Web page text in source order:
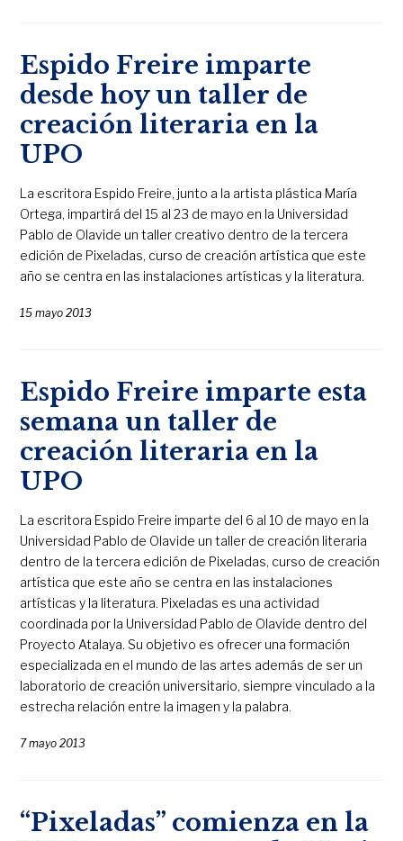
Espido Freire imparte
desde hoy un taller de
creación literaria en la
UPO
La escritora Espido Freire, junto a la artista plástica María
Ortega, impartirá del 15 al 23 de mayo en la Universidad
Pablo de Olavide un taller creativo dentro de la tercera
edición de Pixeladas, curso de creación artística que este
año se centra en las instalaciones artísticas y la literatura.
15 mayo 2013
Espido Freire imparte esta
semana un taller de
creación literaria en la
UPO
La escritora Espido Freire imparte del 6 al 10 de mayo en la
Universidad Pablo de Olavide un taller de creación literaria
dentro de la tercera edición de Pixeladas, curso de creación
artística que este año se centra en las instalaciones
artísticas y la literatura. Pixeladas es una actividad
coordinada por la Universidad Pablo de Olavide dentro del
Proyecto Atalaya. Su objetivo es ofrecer una formación
especializada en el mundo de las artes además de ser un
laboratorio de creación universitario, siempre vinculado a la
estrecha relación entre la imagen y la palabra.
7 mayo 2013
“Pixeladas” comienza en la